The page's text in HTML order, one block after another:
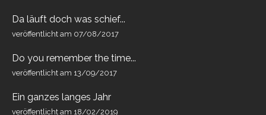
Da läuft doch was schief...
veröffentlicht am 07/08/2017
Do you remember the time...
veröffentlicht am 13/09/2017
Ein ganzes langes Jahr
veröffentlicht am 18/02/2019